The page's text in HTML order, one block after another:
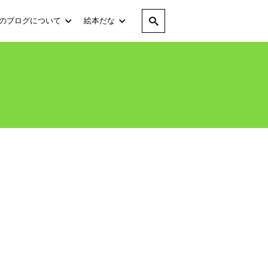
ブログについて 絵本だな